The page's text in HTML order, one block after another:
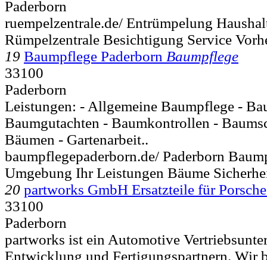
Paderborn
ruempelzentrale.de/ Entrümpelung
Rümpelzentrale Besichtigung Service
19 Baumpflege Paderborn Baumpflege
33100
Paderborn
Leistungen: - Allgemeine Baumpflege -
Baumgutachten - Baumkontrollen -
Bäumen - Gartenarbeit..
baumpflegepaderborn.de/ Paderborn
Umgebung Ihr Leistungen Bäume
20 partworks GmbH Ersatzteile für Porsche
33100
Paderborn
partworks ist ein Automotive
Entwicklung und Fertigungspartnern. Wir